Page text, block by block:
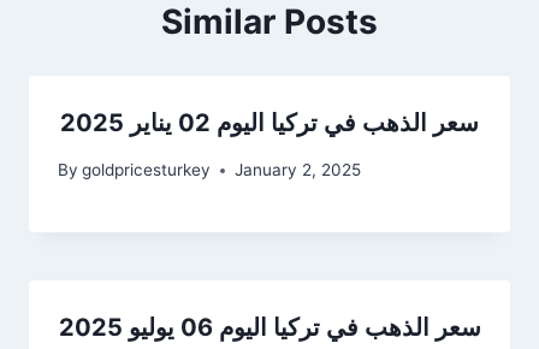
Similar Posts
سعر الذهب في تركيا اليوم 02 يناير 2025
By goldpricesturkey January 2, 2025
سعر الذهب في تركيا اليوم 06 يوليو 2025